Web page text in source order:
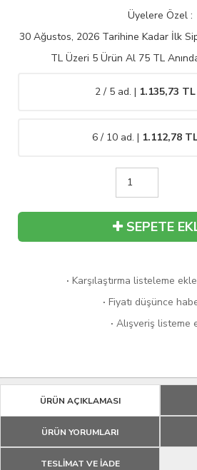
Üyelere Özel :
30 Ağustos, 2026 Tarihine Kadar İlk
TL Üzeri 5 Ürün Al 75 TL
2 / 5 ad. | 1.135,73 TL
6 / 10 ad. | 1.112,78
SEPETE
· Karşılaştırma listeleme ekle
· Fiyatı düşünce
· Alışveriş listeme
ÜRÜN AÇIKLAMASI
ÜRÜN YORUMLARI
TESLİMAT VE İADE